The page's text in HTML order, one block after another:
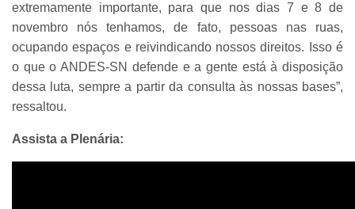
extremamente importante, para que nos dias 7 e 8 de
novembro nós tenhamos, de fato, pessoas nas ruas,
ocupando espaços e reivindicando nossos direitos. Isso é
o que o ANDES-SN defende e a gente está à disposição
dessa luta, sempre a partir da consulta às nossas bases”,
ressaltou.
Assista a Plenária: